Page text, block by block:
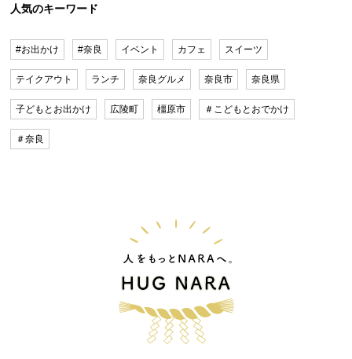
人気のキーワード
#お出かけ #奈良 イベント カフェ スイーツ
テイクアウト ランチ 奈良グルメ 奈良市 奈良県
子どもとお出かけ 広陵町 橿原市 ＃こどもとおでかけ
＃奈良